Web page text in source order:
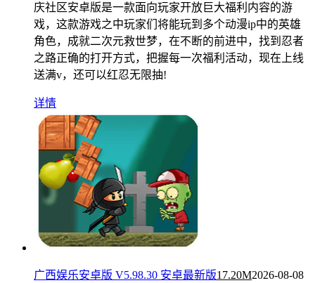
庆社区安卓版是一款面向玩家开放巨大福利内容的游
戏，这款游戏之中玩家们将能玩到多个动漫ip中的英雄
角色，成就二次元救世梦，在不断的前进中，找到忍者
之路正确的打开方式，把握每一次福利活动，现在上线
送满v，还可以红忍无限抽!
详情
广西娱乐安卓版 V5.98.30 安卓最新版17.20M2026-08-08